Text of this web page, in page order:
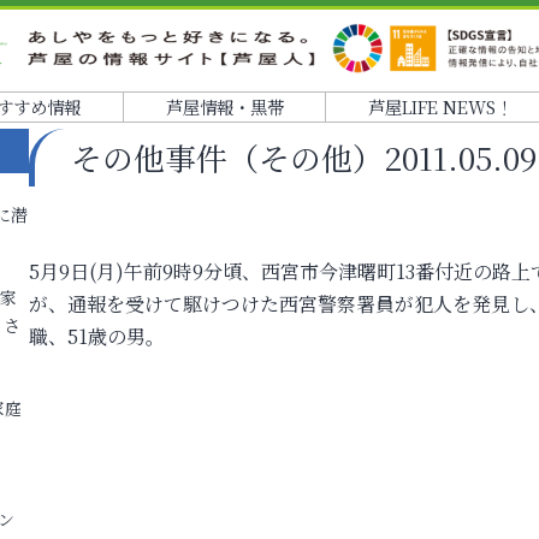
すめ情報 芦屋情報・黒帯 芦屋LIFE NEWS！
その他事件（その他）
5月9日(月)午前9時9分頃、西宮市今津曙町13番付近の路
が、通報を受けて駆けつけた西宮警察署員が犯人を発見
職、51歳の男。
潜